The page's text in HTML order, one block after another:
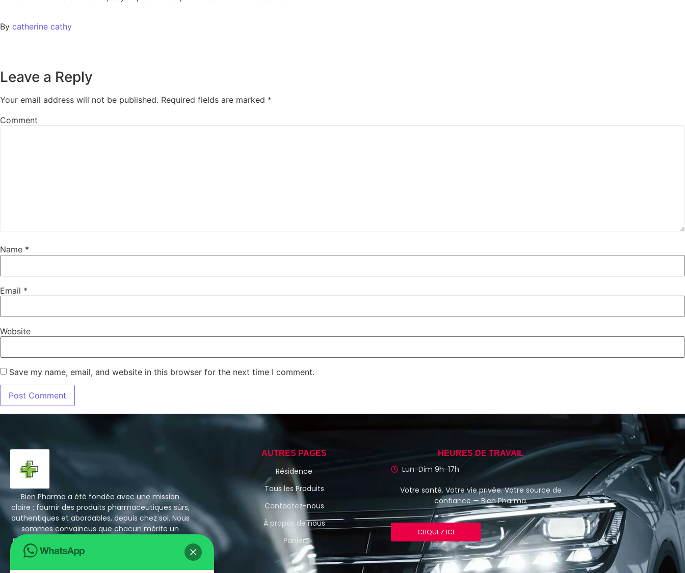
By catherine cathy
Leave a Reply
Your email address will not be published. Required fields are marked *
Comment
Name *
Email *
Website
Save my name, email, and website in this browser for the next time I comment.
Bien Pharma a été fondée avec une mission
claire : fournir des produits pharmaceutiques sûrs,
authentiques et abordables, depuis chez soi. Nous
sommes convaincus que chacun mérite un
accès facile à des médicaments fiables, sans les
prix exorbitants ni les longues files d’attente en
AUTRES PAGES
Résidence
Tous les Produits
Contactez-nous
À propos de nous
Panier
HEURES DE TRAVAIL
Lun-Dim 9h-17h
Votre santé. Votre vie privée. Votre source de
confiance — Bien Pharma.
CLIQUEZ ICI